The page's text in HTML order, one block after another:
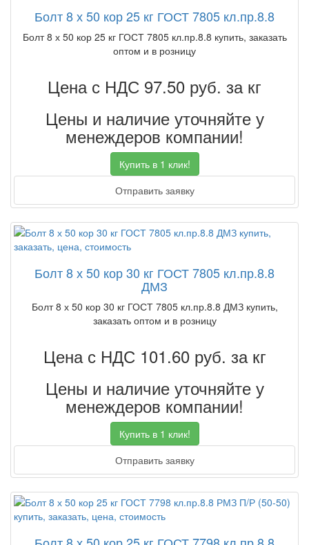
Болт 8 х 50 кор 25 кг ГОСТ 7805 кл.пр.8.8
Болт 8 х 50 кор 25 кг ГОСТ 7805 кл.пр.8.8 купить, заказать
оптом и в розницу
Цена с НДС 97.50 руб. за кг
Цены и наличие уточняйте у
менеждеров компании!
Купить в 1 клик!
Отправить заявку
Болт 8 х 50 кор 30 кг ГОСТ 7805 кл.пр.8.8
ДМЗ
Болт 8 х 50 кор 30 кг ГОСТ 7805 кл.пр.8.8 ДМЗ купить,
заказать оптом и в розницу
Цена с НДС 101.60 руб. за кг
Цены и наличие уточняйте у
менеждеров компании!
Купить в 1 клик!
Отправить заявку